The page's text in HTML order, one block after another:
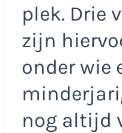
plek. Drie
zijn
onder wie
nog altijd